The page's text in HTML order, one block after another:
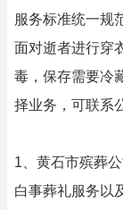
服务标准统一规
面对逝者进行穿
毒，保存需要冷
择业务，可联系
1、黄石市殡葬
白事葬礼服务以